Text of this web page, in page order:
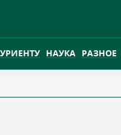
НАУКА РАЗНОЕ
ВАСЮГАНСКОМ БОЛОТЕ